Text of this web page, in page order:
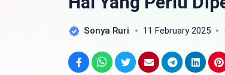
Sonya Ruri 11 February 2025